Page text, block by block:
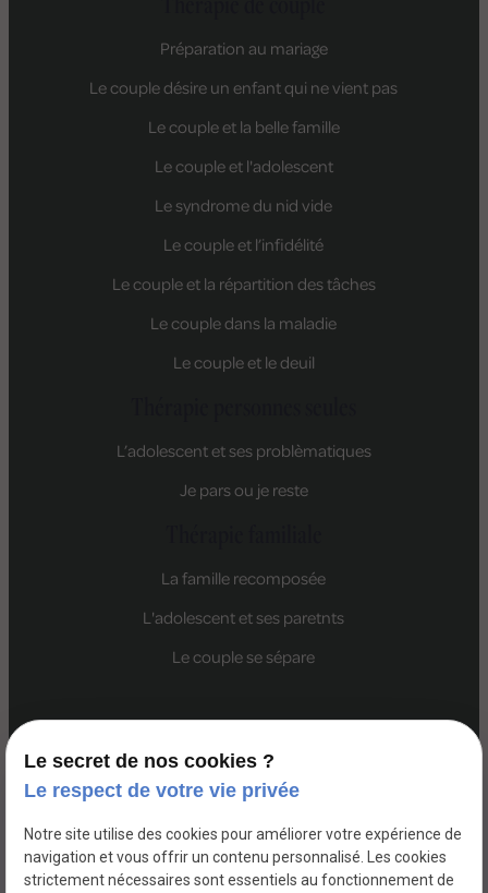
Préparation au mariage
Le couple désire un enfant qui ne vient pas
Le couple et la belle famille
Le couple et l'adolescent
Le syndrome du nid vide
Le couple et l’infidélité
Le couple et la répartition des tâches
Le couple dans la maladie
Le couple et le deuil
L’adolescent et ses problèmatiques
Je pars ou je reste
La famille recomposée
L'adolescent et ses paretnts
Le couple se sépare
BonduesCroix
La
Madeleine
Lille
Marcq-en-
Baroeul
Le secret de nos cookies ?
Le respect de votre vie privée
Notre site utilise des cookies pour améliorer votre expérience de
navigation et vous offrir un contenu personnalisé. Les cookies
strictement nécessaires sont essentiels au fonctionnement de